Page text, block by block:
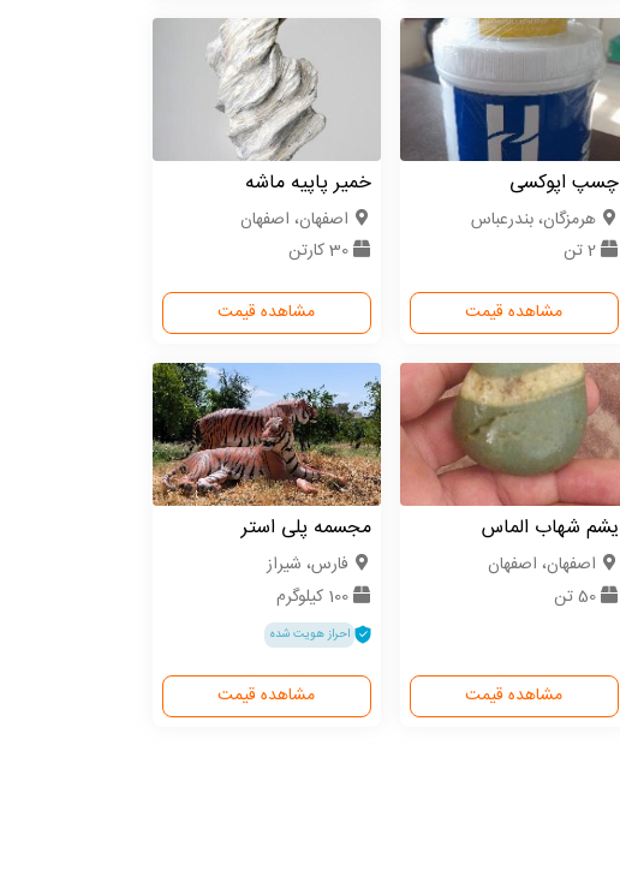
چسپ اپوکسی
هرمزگان، بندرعباس
2 تن
مشاهده قیمت
خمیر پا‌پیه ماشه
اصفهان، اصفهان
30 کارتن
مشاهده قیمت
یشم شهاب الماس
اصفهان، اصفهان
50 تن
مشاهده قیمت
مجسمه پلی استر
فارس، شیراز
100 کیلوگرم
احراز هویت شده
مشاهده قیمت